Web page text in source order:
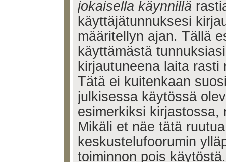
jokaisella käynnillä
käyttäjätunnuksesi
määritellyn ajan. Tällä
käyttämästä
kirjautuneena laita
Tätä ei kuitenkaan
julkisessa käytössä
esimerkiksi
Mikäli et näe tätä
keskustelufoorumin
toiminnon pois käytöstä.